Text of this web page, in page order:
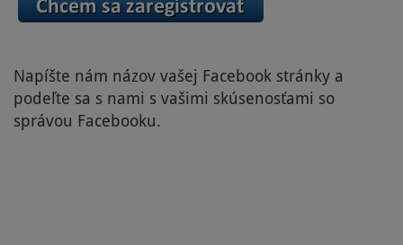
Napíšte nám názov vašej Facebook stránky a
podeľte sa s nami s vašimi skúsenosťami so
správou Facebooku.